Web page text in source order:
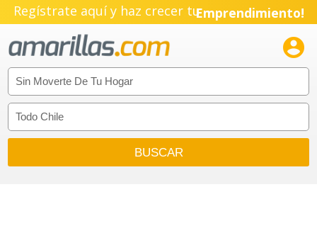
Regístrate aquí y haz crecer tuEmprendimiento!
